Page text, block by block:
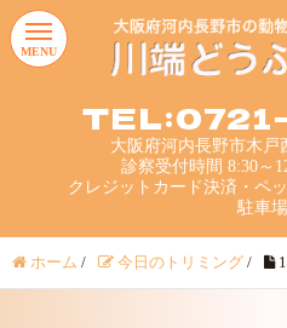
大阪府河内長野市木戸
診察受付時間 8:30～
クレジットカード決済・ペ
駐車
MENU
ホーム / 今日のトリミング /